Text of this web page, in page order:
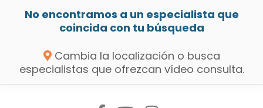
No encontramos a un especialista que
coincida con tu búsqueda
Cambia la localización o busca
especialistas que ofrezcan vídeo consulta.